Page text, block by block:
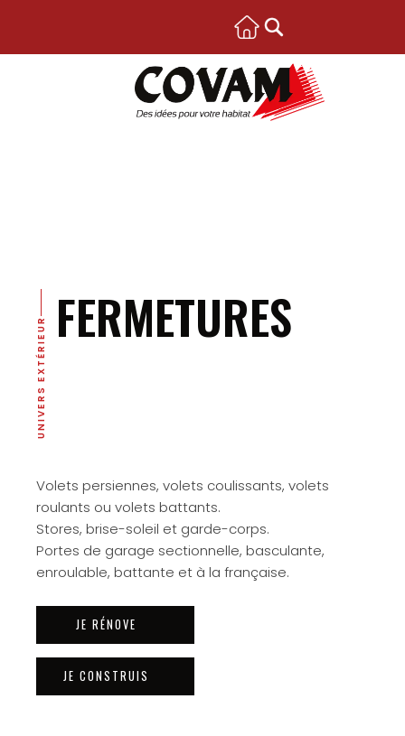
UNIVERS EXTÉRIEUR FERMETURES
Volets persiennes, volets coulissants, volets
roulants ou volets battants.
Stores, brise-soleil et garde-corps.
Portes de garage sectionnelle, basculante,
enroulable, battante et à la française.
JE RÉNOVE
JE CONSTRUIS